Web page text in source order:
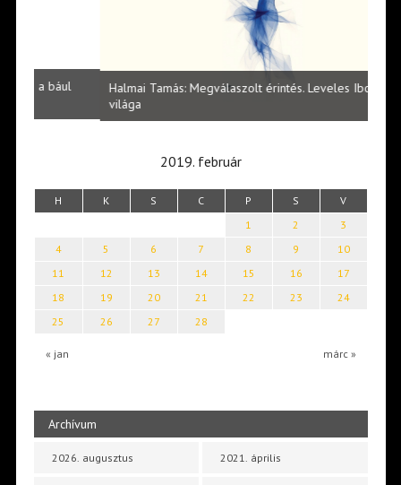
Halmai Tamás: Megválaszolt érintés. Leveles Ibolya költői
2019. február
H K S C P S V
« jan márc »
1 2
3
4
5 6 7 8 9
10
11
12 13 14 15 16
17
18
19 20 21 22 23
24
25
26 27 28
Archívum
2026. augusztus 2021. április